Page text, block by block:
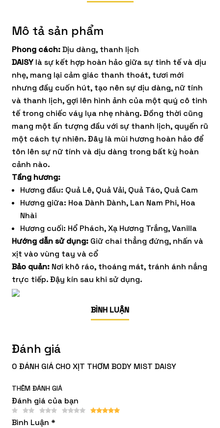
Mô tả sản phẩm
Phong cách:Dịu dàng, thanh lịch
DAISYlà sự kết hợp hoàn hảo giữa sự tinh tế và dịu
nhẹ, mang lại cảm giác thanh thoát, tươi mới
nhưng đầy cuốn hút, tạo nên sự dịu dàng, nữ tính
và thanh lịch, gợi lên hình ảnh của một quý cô tinh
tế trong chiếc váy lụa nhẹ nhàng. Đồng thời cũng
mang một ấn tượng đầu với sự thanh lịch, quyến rũ
một cách tự nhiên. Đây là mùi hương hoàn hảo để
tôn lên sự nữ tính và dịu dàng trong bất kỳ hoàn
cảnh nào.
Tầng hương:
Hương đầu: Quả Lê, Quả Vải, Quả Táo, Quả Cam
Hương giữa: Hoa Dành Dành, Lan Nam Phi, Hoa
Nhài
Hương cuối: Hổ Phách, Xạ Hương Trắng, Vanilla
Hướng dẫn sử dụng: Giữ chai thẳng đứng, nhấn và
xịt vào vùng tay và cổ
Bảo quản: Nơi khô ráo, thoáng mát, tránh ánh nắng
trực tiếp. Đậy kín sau khi sử dụng.
BÌNH LUẬN
Đánh giá
0 ĐÁNH GIÁ CHO XỊT THƠM BODY MIST DAISY
THÊM ĐÁNH GIÁ
Đánh giá của bạn
Bình Luận *